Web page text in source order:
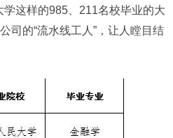
这样的985、211名校毕业的大
司的“流水线工人”，让人瞠目结